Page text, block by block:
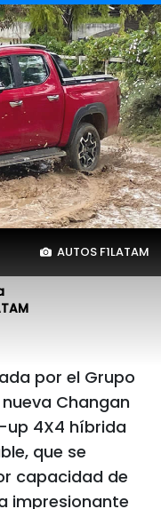
AUTOS F1LATAM
por el Grupo
Changan
up 4X4 híbrida
que se
capacidad de
impresionante